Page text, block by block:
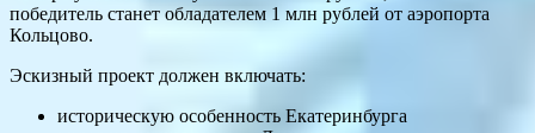
победитель станет обладателем 1 млн рублей от аэропорта
Кольцово.
Эскизный проект должен включать:
историческую особенность Екатеринбурга